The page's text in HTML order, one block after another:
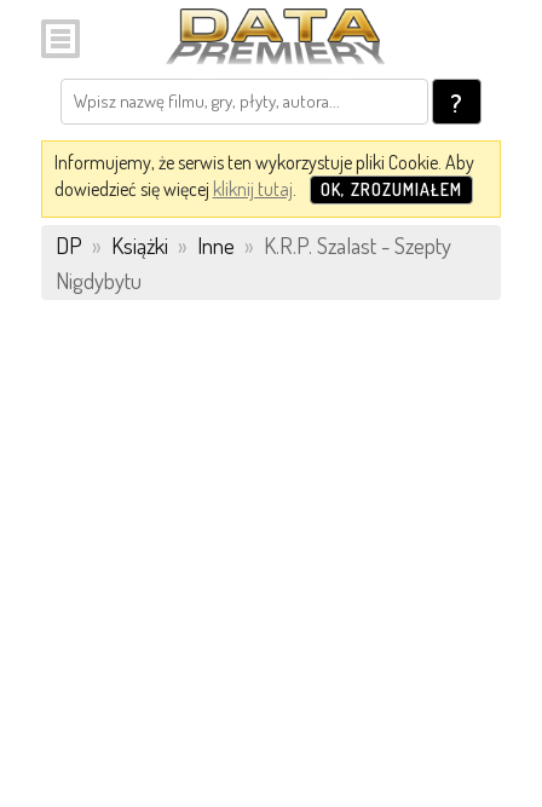
?
Informujemy, że serwis ten wykorzystuje pliki Cookie. Aby
dowiedzieć się więcej kliknij tutaj. OK, ZROZUMIAŁEM
DP » Książki » Inne » K.R.P. Szalast - Szepty
Nigdybytu